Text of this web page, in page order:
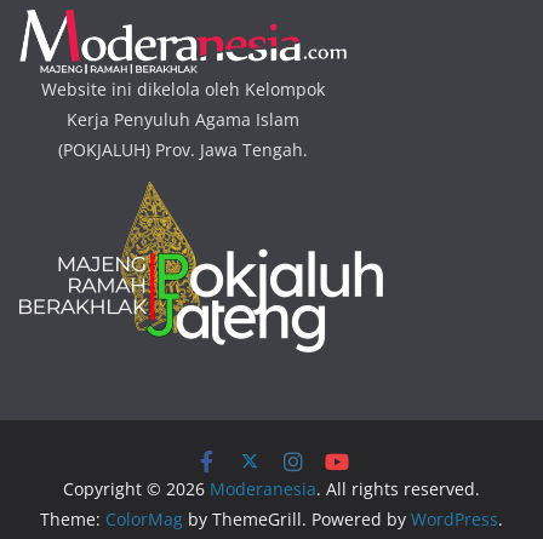
Website ini dikelola oleh Kelompok
Kerja Penyuluh Agama Islam
(POKJALUH) Prov. Jawa Tengah.
Copyright © 2026 Moderanesia. All rights reserved.
Theme: ColorMag by ThemeGrill. Powered by WordPress.